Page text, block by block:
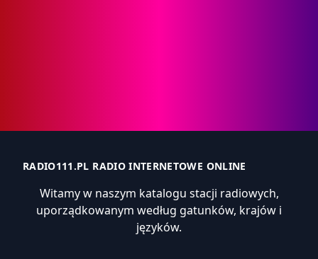
RADIO111.PL RADIO INTERNETOWE ONLINE
Witamy w naszym katalogu stacji radiowych,
uporządkowanym według gatunków, krajów i
języków.